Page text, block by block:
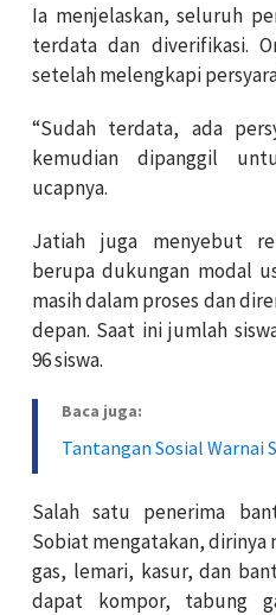
Ia menjelaskan, seluruh
terdata dan diverifikasi.
setelah melengkapi
“Sudah terdata, ada
kemudian dipanggil
ucapnya.
Jatiah juga menyebut
berupa dukungan modal
masih dalam proses dan
depan. Saat ini jumlah
96 siswa.
Baca juga:
Tantangan Sosial Warnai
Salah satu penerima
Sobiat mengatakan,
gas, lemari, kasur, dan
dapat kompor, tabung